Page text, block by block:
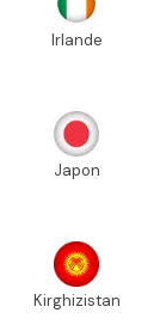
Irlande
Japon
Kirghizistan